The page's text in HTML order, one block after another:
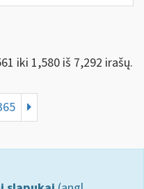
iki 1,580 iš 7,292 irašų.